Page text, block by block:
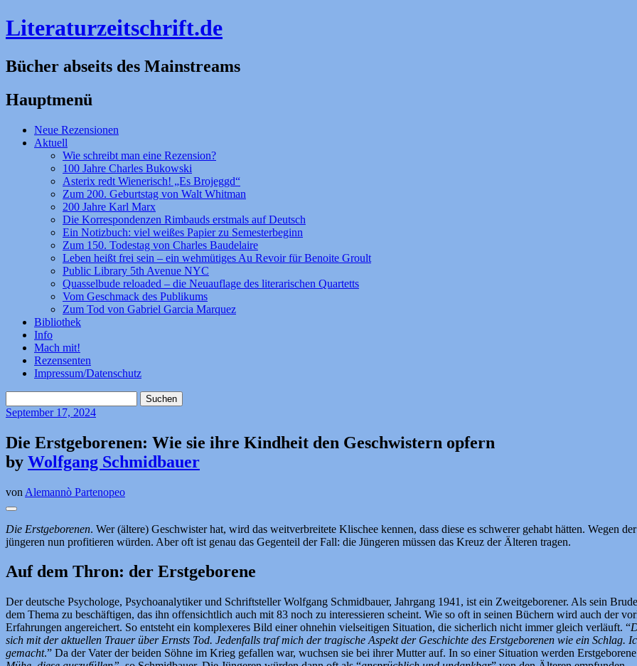
Literaturzeitschrift.de
Bücher abseits des Mainstreams
Hauptmenü
Zum
Inhalt
Neue Rezensionen
Aktuell
Wie schreibt man eine Rezension?
100 Jahre Charles Bukowski
Asterix redt Wienerisch! „Es Brojeggd“
Zum 200. Geburtstag von Walt Whitman
200 Jahre Karl Marx
Die Korrespondenzen Rimbauds erstmals auf Deutsch
Ein Notizbuch: viel weißes Papier zu Semesterbeginn
Zum 150. Todestag von Charles Baudelaire
Leben heißt frei sein – ein wehmütiges Au Revoir für Benoite Groult
Public Library 5th Avenue NYC
Quasselbude reloaded – die Neuauflage des literarischen Quartetts
Vom Geschmack des Publikums
Zum Tod von Gabriel Garcia Marquez
Bibliothek
Info
Mach mit!
Rezensenten
Impressum/Datenschutz
nach:
September17, 2024
Die Erstgeborenen: Wie sie ihre Kindheit den Geschwistern opfern
by Wolfgang Schmidbauer
von Alemannò Partenopeo
Die Erstgeborenen. Wer (ältere) Geschwister hat, wird das weitverbreitete Klischee kennen, dass diese es schwerer gehabt hätten. Wegen
jüngeren nun profitieren würden. Aber oft ist genau das Gegenteil der Fall: die Jüngeren müssen das Kreuz der Älteren tragen.
Auf dem Thron: der Erstgeborene
Der deutsche Psychologe, Psychoanalytiker und Schriftsteller Wolfgang Schmidbauer, Jahrgang 1941, ist ein Zweitgeborener. Als sein
dem Thema zu beschäftigen, das ihn offensichtlich auch mit 83 noch zu interessieren scheint. Wie so oft in seinen Büchern wird auch der
Erfahrungen angereichert. So entsteht ein komplexeres Bild einer ohnehin vielseitigen Situation, die sicherlich nicht immer gleich verläuft. “
sich mit der aktuellen Trauer über Ernsts Tod. Jedenfalls traf mich der tragische Aspekt der Geschichte des Erstgeborenen wie ein Schlag.
gemacht.” Da der Vater der beiden Söhne im Krieg gefallen war, wuchsen sie bei ihrer Mutter auf. In so einer Situation werden